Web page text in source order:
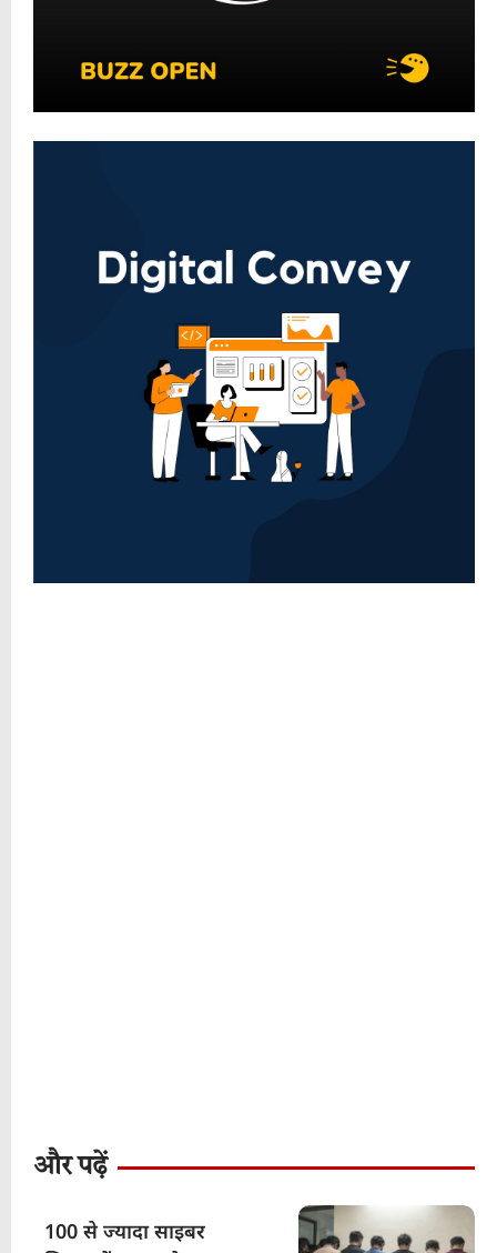
और पढ़ें
100 से ज्यादा साइबर